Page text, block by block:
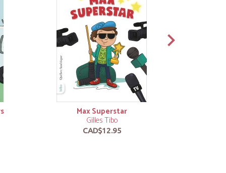
Max Superstar
Gilles Tibo
CAD$12.95